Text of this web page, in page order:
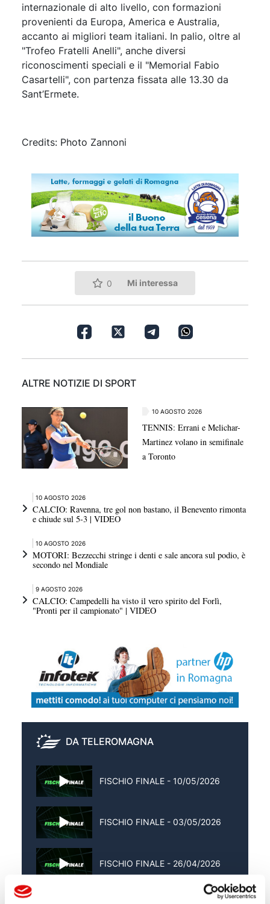
internazionale di alto livello, con formazioni
provenienti da Europa, America e Australia,
accanto ai migliori team italiani. In palio, oltre al
"Trofeo Fratelli Anelli", anche diversi
riconoscimenti speciali e il "Memorial Fabio
Casartelli", con partenza fissata alle 13.30 da
Sant’Ermete.
Credits: Photo Zannoni
0 Mi interessa
ALTRE NOTIZIE DI SPORT
10 AGOSTO 2026
TENNIS: Errani e Melichar-
Martinez volano in semifinale
a Toronto
10 AGOSTO 2026
CALCIO: Ravenna, tre gol non bastano, il Benevento rimonta
e chiude sul 5-3 | VIDEO
10 AGOSTO 2026
MOTORI: Bezzecchi stringe i denti e sale ancora sul podio, è
secondo nel Mondiale
9 AGOSTO 2026
CALCIO: Campedelli ha visto il vero spirito del Forlì,
"Pronti per il campionato" | VIDEO
DA TELEROMAGNA
FISCHIO FINALE - 10/05/2026
FISCHIO FINALE - 03/05/2026
FISCHIO FINALE - 26/04/2026